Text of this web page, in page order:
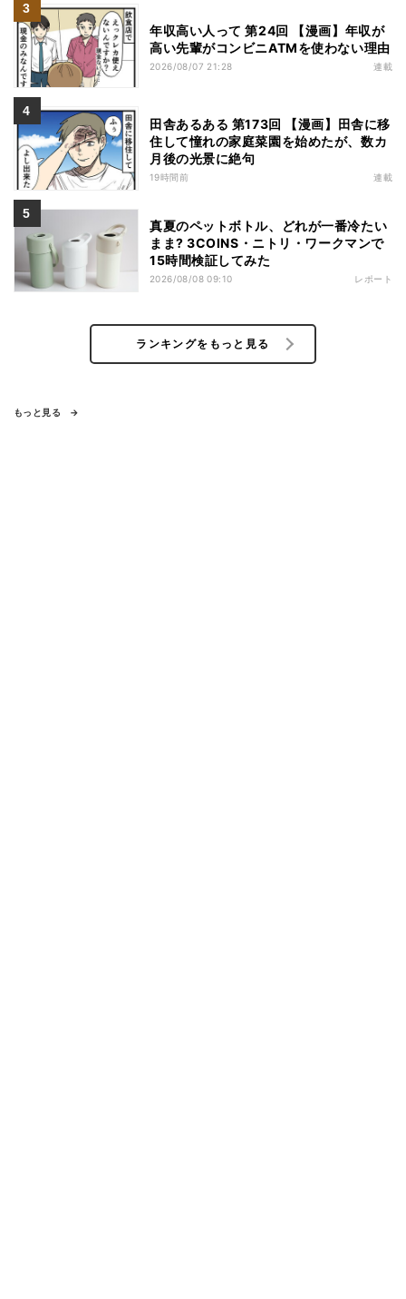
年収高い人って 第24回 【漫画】年収が
高い先輩がコンビニATMを使わない理由
2026/08/07 21:28 連載
田舎あるある 第173回 【漫画】田舎に移
住して憧れの家庭菜園を始めたが、数カ
月後の光景に絶句
19時間前 連載
真夏のペットボトル、どれが一番冷たい
まま? 3COINS・ニトリ・ワークマンで
15時間検証してみた
2026/08/08 09:10 レポート
ランキングをもっと見る
もっと見る